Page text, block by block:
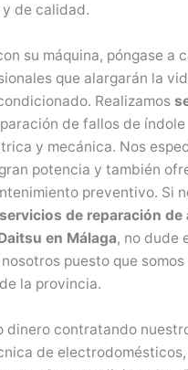
de calidad.
su máquina, póngase a
que alargarán la
Realizamos
de fallos de índole
y mecánica. Nos
potencia y también
preventivo. Si
servicios de reparación de
en Málaga, no dude
puesto que somos
la provincia.
dinero contratando
de